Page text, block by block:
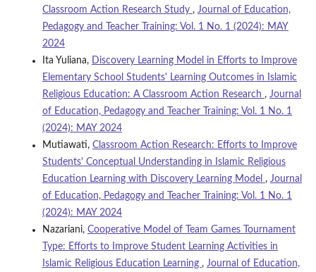
Classroom Action Research Study , Journal of Education,
Pedagogy and Teacher Training: Vol. 1 No. 1 (2024): MAY
2024
Ita Yuliana,
Discovery Learning Model in Efforts to Improve
Elementary School Students' Learning Outcomes in Islamic
Religious Education: A Classroom Action Research , Journal
of Education, Pedagogy and Teacher Training: Vol. 1 No. 1
(2024): MAY 2024
Mutiawati, Classroom Action Research: Efforts to Improve
Students' Conceptual Understanding in Islamic Religious
Education Learning with Discovery Learning Model , Journal
of Education, Pedagogy and Teacher Training: Vol. 1 No. 1
(2024): MAY 2024
Nazariani, Cooperative Model of Team Games Tournament
Type: Efforts to Improve Student Learning Activities in
Islamic Religious Education Learning , Journal of Education,